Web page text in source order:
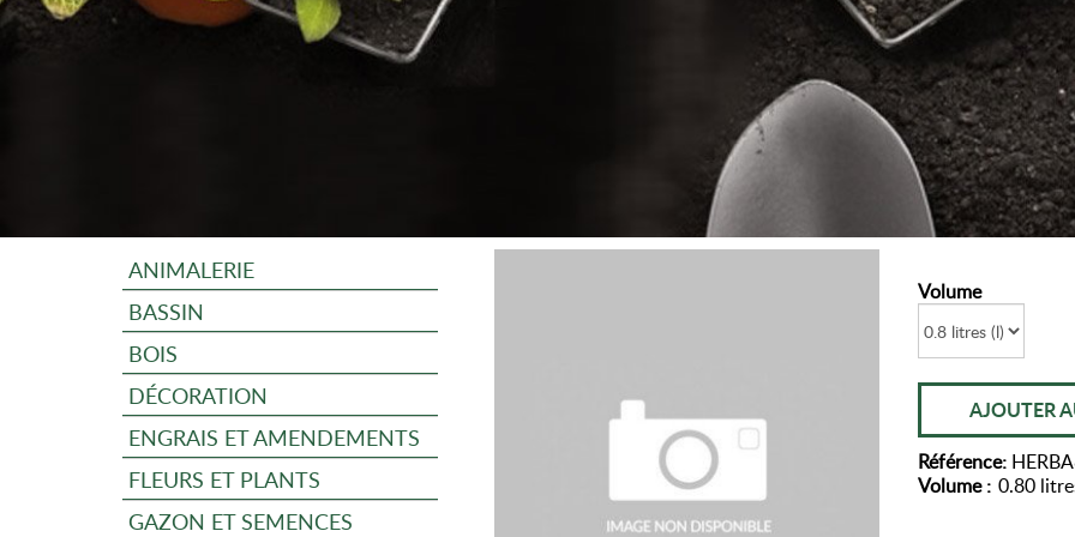
Volume
AJOUTER
Référence:
Volume : 0.80
ANIMALERIE
BASSIN
BOIS
DÉCORATION
ENGRAIS ET AMENDEMENTS
FLEURS ET PLANTS
GAZON ET SEMENCES